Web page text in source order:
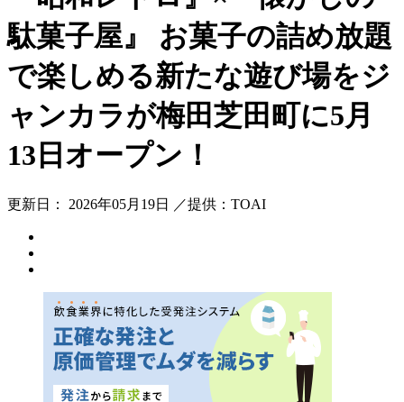
駄菓子屋』 お菓子の詰め放題
で楽しめる新たな遊び場をジ
ャンカラが梅田芝田町に5月
13日オープン！
更新日： 2026年05月19日 ／提供：TOAI